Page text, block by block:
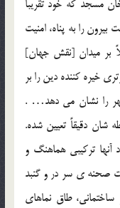
مسجد که خود تقریباً
را به پناه، امنیت
بر میدان [نقش جهان]
خیره کننده دین را بر
را نشان می دهد… .
شان دقیقاً تعیین شده.
آنها ترکیبی هماهنگ و
ی سر در و گنبد
طاق نماهای